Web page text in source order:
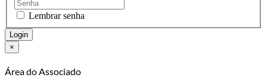
Lembrar senha
×
Área do Associado